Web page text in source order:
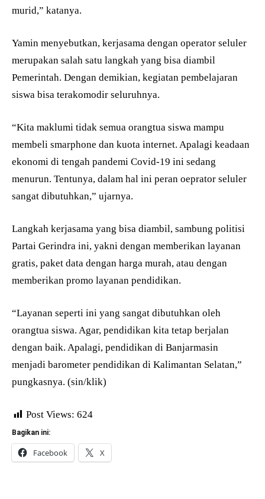
murid,” katanya.
Yamin menyebutkan, kerjasama dengan operator seluler
merupakan salah satu langkah yang bisa diambil
Pemerintah. Dengan demikian, kegiatan pembelajaran
siswa bisa terakomodir seluruhnya.
“Kita maklumi tidak semua orangtua siswa mampu
membeli smarphone dan kuota internet. Apalagi keadaan
ekonomi di tengah pandemi Covid-19 ini sedang
menurun. Tentunya, dalam hal ini peran oeprator seluler
sangat dibutuhkan,” ujarnya.
Langkah kerjasama yang bisa diambil, sambung politisi
Partai Gerindra ini, yakni dengan memberikan layanan
gratis, paket data dengan harga murah, atau dengan
memberikan promo layanan pendidikan.
“Layanan seperti ini yang sangat dibutuhkan oleh
orangtua siswa. Agar, pendidikan kita tetap berjalan
dengan baik. Apalagi, pendidikan di Banjarmasin
menjadi barometer pendidikan di Kalimantan Selatan,”
pungkasnya. (sin/klik)
Post Views: 624
Bagikan ini:
Facebook X